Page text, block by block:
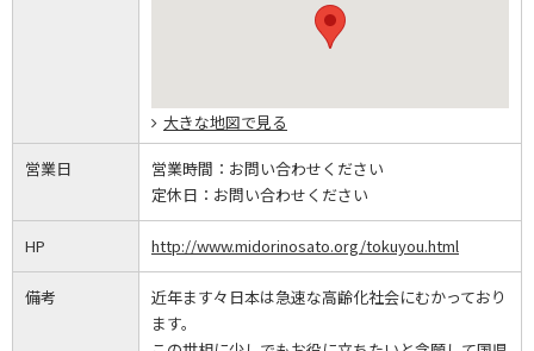
大きな地図で見る
営業日 営業時間： お問い合わせください
定休日： お問い合わせください
HP http://www.midorinosato.org/tokuyou.html
備考
近年ます々日本は急速な高齢化社会にむかっており
ます。